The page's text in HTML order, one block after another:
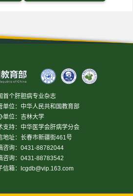
首个肝胆病专业杂志
单位：中华人民共和国教育部
单位：吉林大学
支持：中华医学会肝病学分会
地址：长春市新疆街461号
咨询：0431-88782044
咨询：0431-88783542
信箱：
lcgdb@vip.163.com